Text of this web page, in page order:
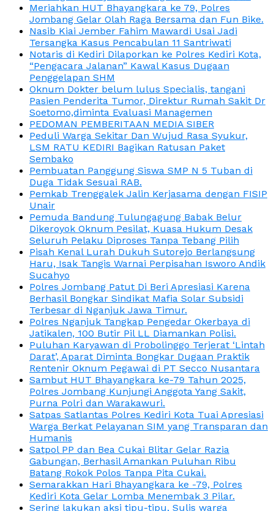
Meriahkan HUT Bhayangkara ke 79, Polres
Jombang Gelar Olah Raga Bersama dan Fun Bike.
Nasib Kiai Jember Fahim Mawardi Usai Jadi
Tersangka Kasus Pencabulan 11 Santriwati
Notaris di Kediri Dilaporkan ke Polres Kediri Kota,
“Pengacara Jalanan” Kawal Kasus Dugaan
Penggelapan SHM
Oknum Dokter belum lulus Specialis, tangani
Pasien Penderita Tumor, Direktur Rumah Sakit Dr
Soetomo,diminta Evaluasi Managemen
PEDOMAN PEMBERITAAN MEDIA SIBER
Peduli Warga Sekitar Dan Wujud Rasa Syukur,
LSM RATU KEDIRI Bagikan Ratusan Paket
Sembako
Pembuatan Panggung Siswa SMP N 5 Tuban di
Duga Tidak Sesuai RAB.
Pemkab Trenggalek Jalin Kerjasama dengan FISIP
Unair
Pemuda Bandung Tulungagung Babak Belur
Dikeroyok Oknum Pesilat, Kuasa Hukum Desak
Seluruh Pelaku Diproses Tanpa Tebang Pilih
Pisah Kenal Lurah Dukuh Sutorejo Berlangsung
Haru, Isak Tangis Warnai Perpisahan Isworo Andik
Sucahyo
Polres Jombang Patut Di Beri Apresiasi Karena
Berhasil Bongkar Sindikat Mafia Solar Subsidi
Terbesar di Nganjuk Jawa Timur.
Polres Nganjuk Tangkap Pengedar Okerbaya di
Jatikalen, 100 Butir Pil LL Diamankan Polisi.
Puluhan Karyawan di Probolinggo Terjerat ‘Lintah
Darat’, Aparat Diminta Bongkar Dugaan Praktik
Rentenir Oknum Pegawai di PT Secco Nusantara
Sambut HUT Bhayangkara ke-79 Tahun 2025,
Polres Jombang Kunjungi Anggota Yang Sakit,
Purna Polri dan Warakawuri.
Satpas Satlantas Polres Kediri Kota Tuai Apresiasi
Warga Berkat Pelayanan SIM yang Transparan dan
Humanis
Satpol PP dan Bea Cukai Blitar Gelar Razia
Gabungan, Berhasil Amankan Puluhan Ribu
Batang Rokok Polos Tanpa Pita Cukai.
Semarakkan Hari Bhayangkara ke -79, Polres
Kediri Kota Gelar Lomba Menembak 3 Pilar.
Sering lakukan aksi tipu-tipu, Sulis warga